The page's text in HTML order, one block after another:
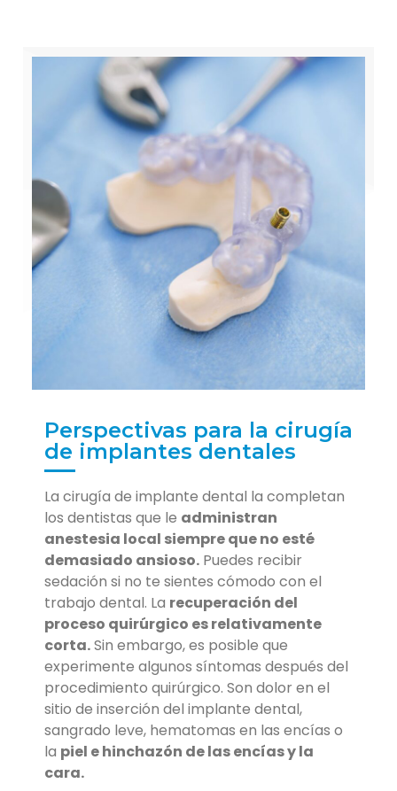
Perspectivas para la cirugía
de implantes dentales
La cirugía de implante dental la completan
los dentistas que le administran
anestesia local siempre que no esté
demasiado ansioso. Puedes recibir
sedación si no te sientes cómodo con el
trabajo dental. La recuperación del
proceso quirúrgico es relativamente
corta.Sin embargo, es posible que
experimente algunos síntomas después del
procedimiento quirúrgico. Son dolor en el
sitio de inserción del implante dental,
sangrado leve, hematomas en las encías o
la piel e hinchazón de las encías y la
cara.